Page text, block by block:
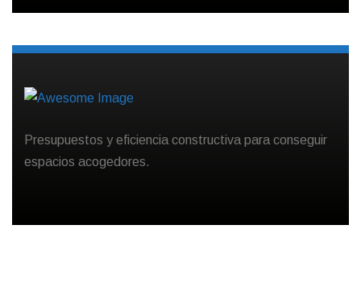
Presupuestos y eficiencia constructiva para conseguir
espacios acogedores.